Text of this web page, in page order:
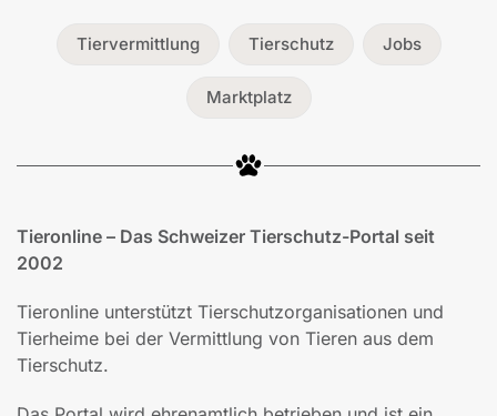
Tiervermittlung Tierschutz Jobs
Marktplatz
Tieronline – Das Schweizer Tierschutz-Portal seit
2002
Tieronline unterstützt Tierschutzorganisationen und
Tierheime bei der Vermittlung von Tieren aus dem
Tierschutz.